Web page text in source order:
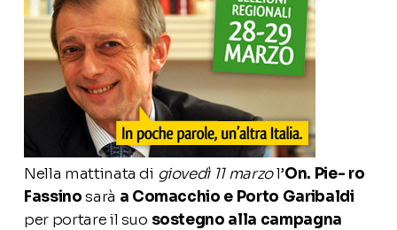
Nella mattinata di giovedì 11 marzol’On. Pie- ro
Fassinosarà a Comacchio e Porto Garibaldi
per portare il suo sostegno alla campagna